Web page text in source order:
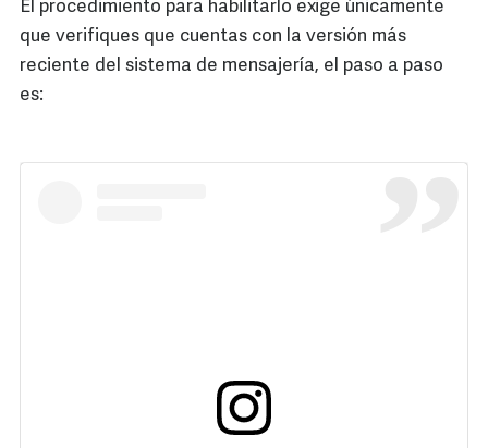
El procedimiento para habilitarlo exige únicamente
que verifiques que cuentas con la versión más
reciente del sistema de mensajería, el paso a paso
es: